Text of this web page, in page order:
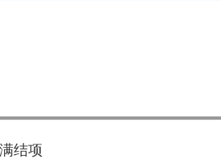
结项